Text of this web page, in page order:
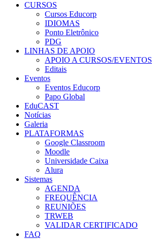
CURSOS
Cursos Educorp
IDIOMAS
Ponto Eletrônico
PDG
LINHAS DE APOIO
APOIO A CURSOS/EVENTOS
Editais
Eventos
Eventos Educorp
Papo Global
EduCAST
Notícias
Galeria
PLATAFORMAS
Google Classroom
Moodle
Universidade Caixa
Alura
Sistemas
AGENDA
FREQUÊNCIA
REUNIÕES
TRWEB
VALIDAR CERTIFICADO
FAQ